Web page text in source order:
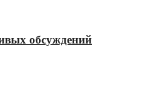
обсуждений